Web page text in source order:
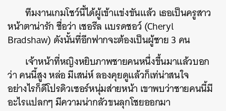
ทีมงานเกมโชว์นี้ได้ผู้เข้าแข่งขันแล้ว เธอเป็นครูสาว
หน้าตาน่ารัก ชื่อว่า เชอรีล แบรดชอว์ (Cheryl
Bradshaw) ดังนั้นที่อีกฟากจะต้องเป็นผู้ชาย 3 คน
เจ้าหน้าที่หญิงหยิบภาพชายคนหนึ่งขึ้นมาแล้วบอก
ว่า คนนี้สูง หล่อ มีเสน่ห์ ลองคุยดูแล้วก็เท่น่าสนใจ
อย่างไรก็ดีโปรดิวเซอร์หนุ่มส่ายหน้า เขาพบว่าชายคนนี้มี
อะไรแปลกๆ มีความน่ากลัวขนลุกโชยออกมา